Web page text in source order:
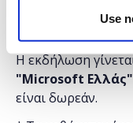
Use
Η εκδήλωση
"Microsoft Ελλάς"
είναι δωρεάν.